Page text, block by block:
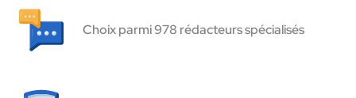
Choix parmi 978 rédacteurs spécialisés